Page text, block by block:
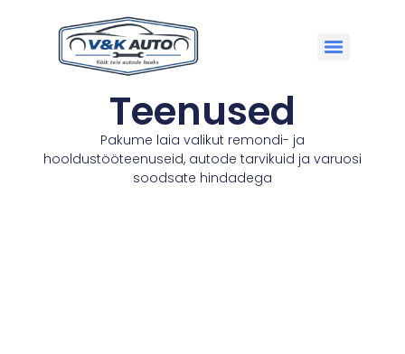
Teenused
Pakume laia valikut remondi- ja
hooldustööteenuseid, autode tarvikuid ja varuosi
soodsate hindadega